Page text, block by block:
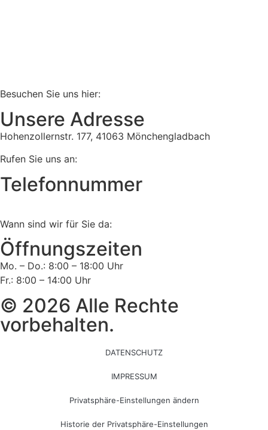
Besuchen Sie uns hier:
Unsere Adresse
Hohenzollernstr. 177, 41063 Mönchengladbach
Rufen Sie uns an:
Telefonnummer
Wann sind wir für Sie da:
Öffnungszeiten
Mo. – Do.: 8:00 – 18:00 Uhr
Fr.: 8:00 – 14:00 Uhr
© 2026 Alle Rechte
vorbehalten.
DATENSCHUTZ
IMPRESSUM
Privatsphäre-Einstellungen ändern
Historie der Privatsphäre-Einstellungen